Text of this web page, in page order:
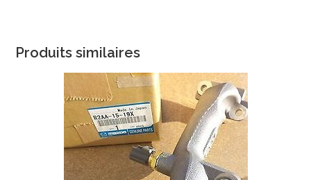
Produits similaires